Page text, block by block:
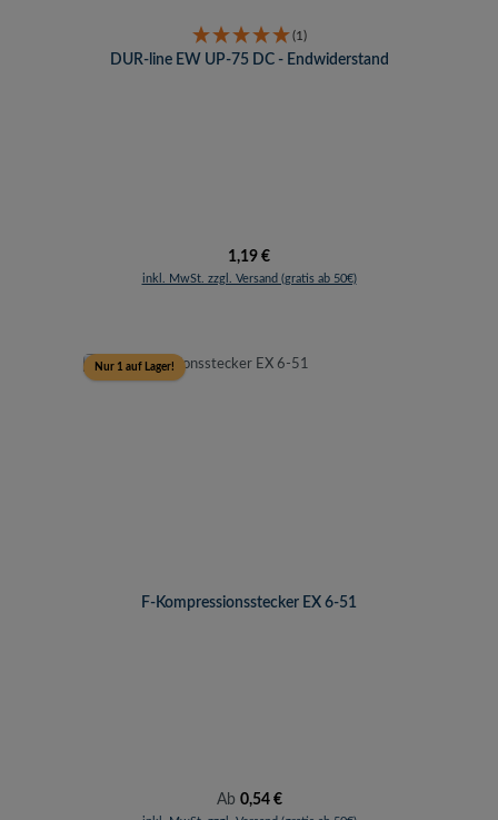
(1)
DUR-line EW UP-75 DC - Endwiderstand
Regulärer Preis:
1,19 €
inkl. MwSt. zzgl. Versand (gratis ab 50€)
Nur 1 auf Lager!
F-Kompressionsstecker EX 6-51
Regulärer Preis:
Ab 0,54 €